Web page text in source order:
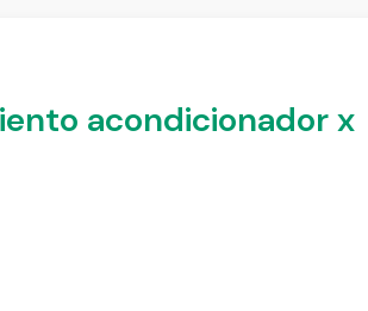
acondicionador x